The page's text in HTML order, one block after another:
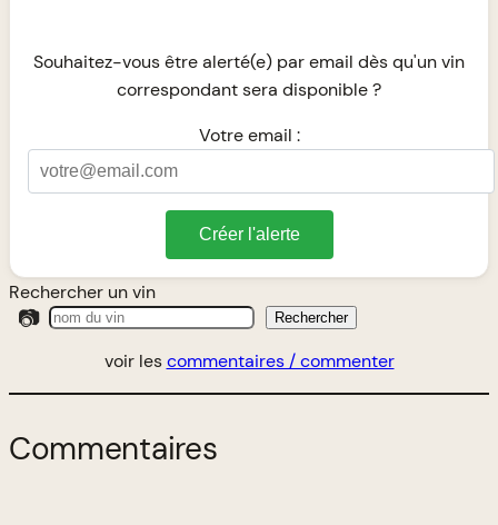
Souhaitez-vous être alerté(e) par email dès qu'un vin
correspondant sera disponible ?
Votre email :
Créer l'alerte
Rechercher un vin
📷 Rechercher
voir lescommentaires / commenter
Commentaires